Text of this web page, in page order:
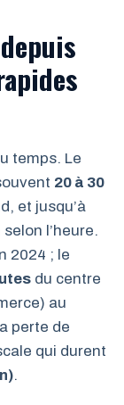
temps. Le
20 à 30
et jusqu’à
l’heure.
2024 ; le
du centre
au
perte de
qui durent
.